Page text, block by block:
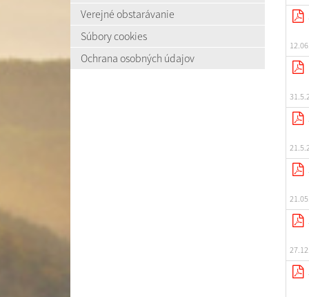
Verejné obstarávanie
Súbory cookies
Ochrana osobných údajov